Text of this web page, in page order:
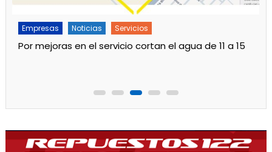
Empresas Noticias Principal
Otro aumento en las tarifas de luz desde agosto